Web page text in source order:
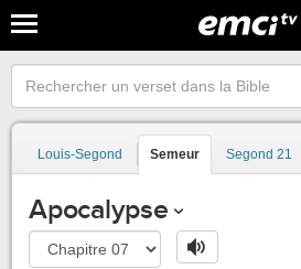
Louis-Segond Semeur Segond 21
Apocalypse